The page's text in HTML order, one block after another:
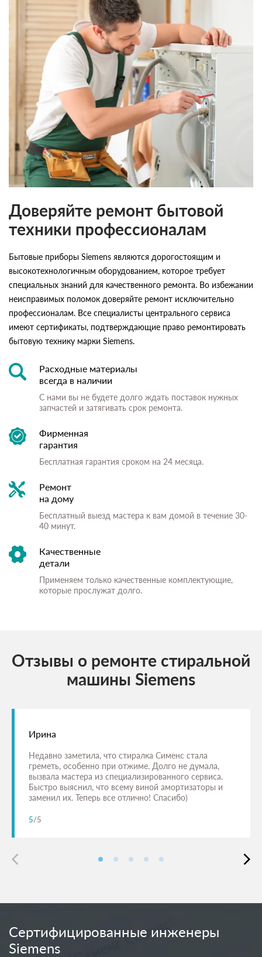
Доверяйте ремонт бытовой
техники профессионалам
Бытовые приборы Siemens являются дорогостоящим и
высокотехнологичным оборудованием, которое требует
специальных знаний для качественного ремонта. Во избежании
неисправимых поломок доверяйте ремонт исключительно
профессионалам. Все специалисты центрального сервиса
имеют сертификаты, подтверждающие право ремонтировать
бытовую технику марки Siemens.
Расходные материалы
всегда в наличии
С нами вы не будете долго ждать поставок нужных
запчастей и затягивать срок ремонта.
Фирменная
гарантия
Бесплатная гарантия сроком на 24 месяца.
Ремонт
на дому
Бесплатный выезд мастера к вам домой в течение 30-
40 минут.
Качественные
детали
Применяем только качественные комплектующие,
которые прослужат долго.
Отзывы о ремонте стиральной
машины Siemens
Ирина
Недавно заметила, что стиралка Сименс стала
греметь, особенно при отжиме. Долго не думала,
вызвала мастера из специализированного сервиса.
Быстро выяснил, что всему виной амортизаторы и
заменил их. Теперь все отлично! Спасибо)
5/5
Сертифицированные инженеры
Siemens